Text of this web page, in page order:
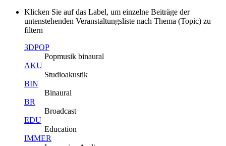
Klicken Sie auf das Label, um einzelne Beiträge der
untenstehenden Veranstaltungsliste nach Thema (Topic) zu
filtern
3DPOP
Popmusik binaural
AKU
Studioakustik
BIN
Binaural
BR
Broadcast
EDU
Education
IMMER